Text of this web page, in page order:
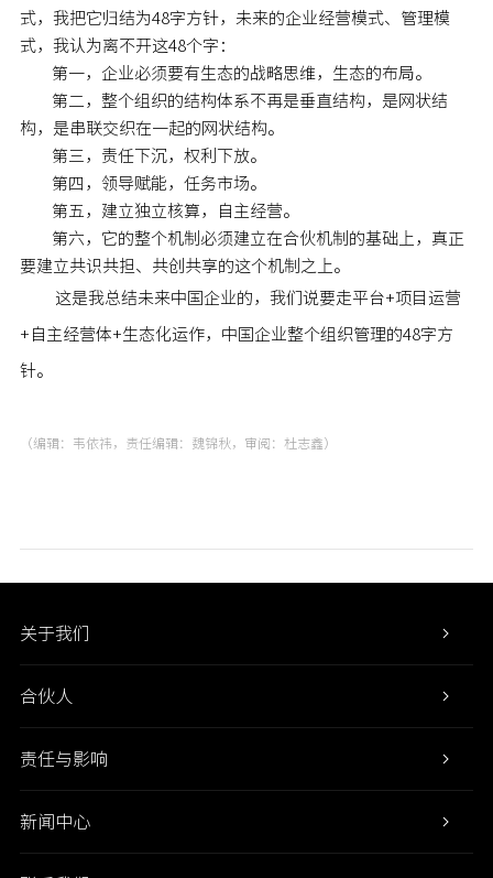
式，我把它归结为48字方针，未来的企业经营模式、管理模
式，我认为离不开这48个字：
第一， 企业必须要有生态的战略思维，生态的布局。
第二， 整个组织的结构体系不再是垂直结构，是网状结
构，是串联交织在一起的网状结构。
第三， 责任下沉，权利下放。
第四， 领导赋能，任务市场。
第五， 建立独立核算，自主经营。
第六， 它的整个机制必须建立在合伙机制的基础上，真正
要建立共识共担、共创共享的这个机制之上。
这是我总结未来中国企业的，我们说要走平台+项目运营
+自主经营体+生态化运作，中国企业整个组织管理的48字方
针。
（编辑：韦依祎，责任编辑：魏锦秋，审阅：杜志鑫）
关于我们
合伙人
责任与影响
新闻中心